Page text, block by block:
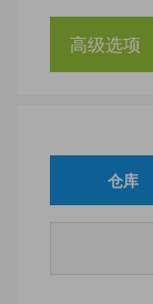
高级选项
仓库